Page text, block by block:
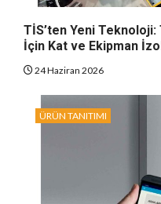
TİS’ten Yeni
İçin Kat ve Ekipman
24 Haziran 2026
ÜRÜN TANITIMI